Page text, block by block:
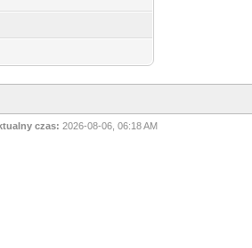
czas: 2026-08-06, 06:18 AM